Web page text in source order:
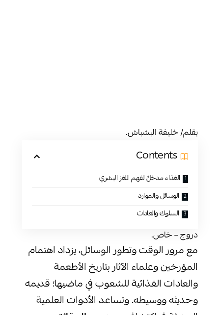
بقلم/ خليفة البشباش.
Contents
الغذاء مدخلٌ لفهم اللغز البشري
الوسائل والموارد
السلوك والعادات
دروج – خاص.
مع مرور الوقت وتطور الوسائل، يزداد اهتمام
المؤرخين وعلماء الآثار بتاريخ الأطعمة
والعادات الغذائية للشعوب في ماضيها؛ قديمه
وحديثه ووسيطه. وتساعد الأدوات العلمية